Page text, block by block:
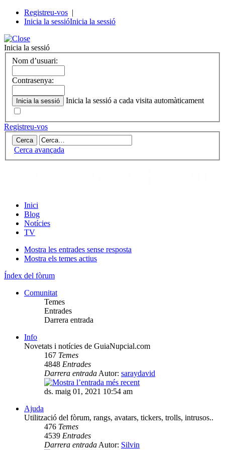
Registreu-vos |
Inicia la sessióInicia la sessió
Inicia la sessió
Nom d’usuari:
Contrasenya:
Inicia la sessió a cada visita automàticament
Registreu-vos
Cerca avançada
Inici
Blog
Notícies
TV
Mostra les entrades sense resposta
Mostra els temes actius
Índex del fòrum
Comunitat
Temes
Entrades
Darrera entrada
Info
Novetats i notícies de GuiaNupcial.com
167 Temes
4848 Entrades
Darrera entrada Autor: saraydavid
ds. maig 01, 2021 10:54 am
Ajuda
Utilització del fòrum, rangs, avatars, tickers, trolls, intrusos..
476 Temes
4539 Entrades
Darrera entrada Autor: Silvin